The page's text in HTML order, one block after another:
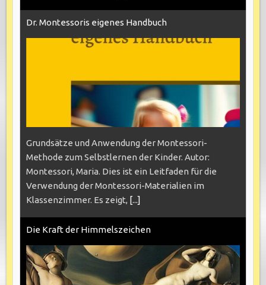
Dr. Montessoris eigenes Handbuch
Grundsätze und Anwendung der Montessori-
Methode zum Selbstlernen der Kinder. Autor:
Montessori, Maria. Dies ist ein Leitfaden für die
Verwendung der Montessori-Materialien im
Klassenzimmer. Es zeigt, [...]
Die Kraft der Himmelszeichen